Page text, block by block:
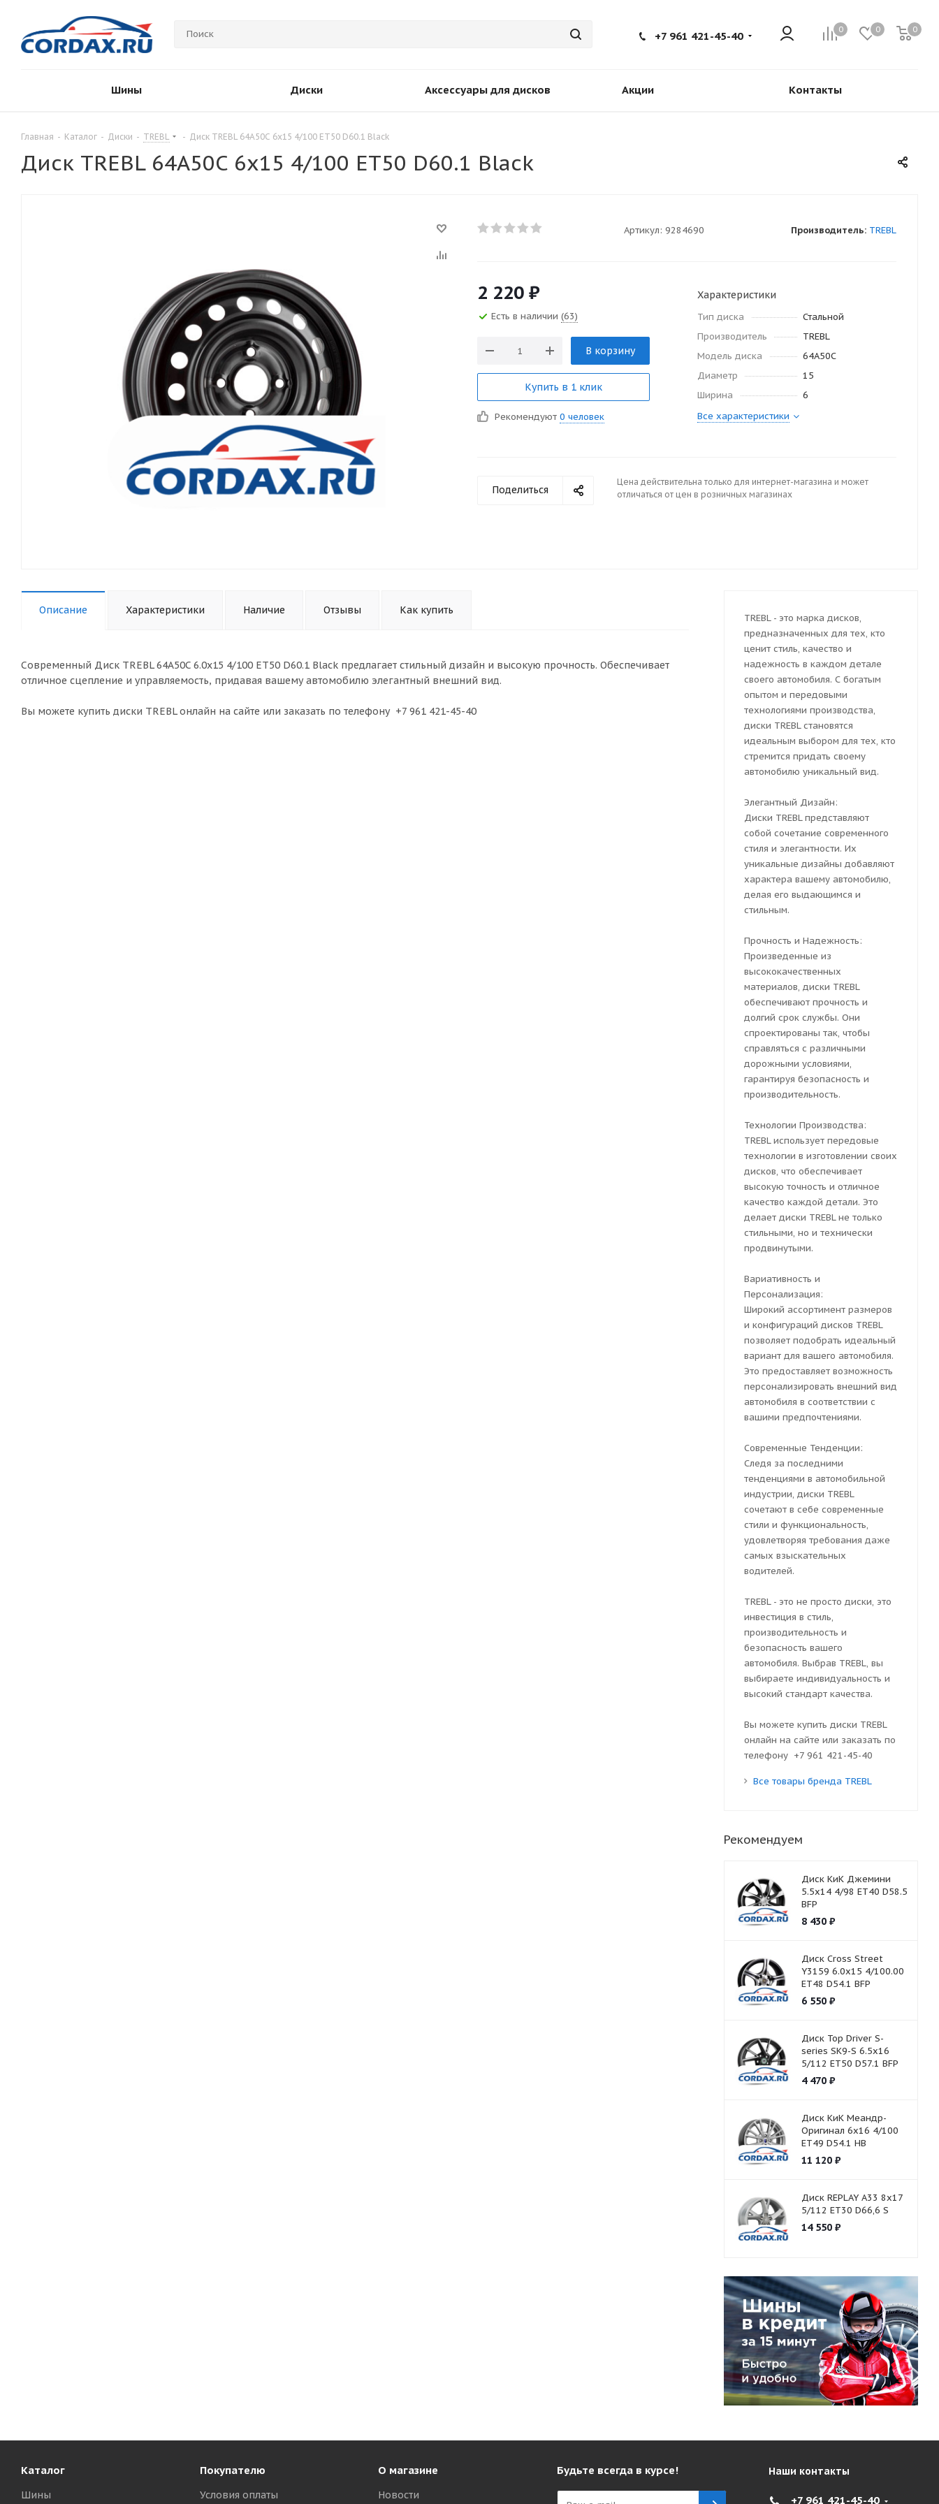
0 0 0
+7 961 421-45-40
Шины Диски Аксессуары для дисков Акции Контакты
Главная - Каталог - Диски - TREBL - Диск TREBL 64A50C 6x15 4/100 ET50 D60.1 Black
Диск TREBL 64A50C 6x15 4/100 ET50 D60.1 Black
Артикул: 9284690 Производитель: TREBL
2 220 ₽
Есть в наличии (63)
В корзину
Купить в 1 клик
Рекомендуют 0 человек
Характеристики
Тип диска
Стальной
Производитель
TREBL
Модель диска
64A50C
Диаметр
15
Ширина
6
Все характеристики
Поделиться
Цена действительна только для интернет-магазина и может
отличаться от цен в розничных магазинах
Описание Характеристики Наличие Отзывы Как купить
Современный Диск TREBL 64A50C 6.0x15 4/100 ET50 D60.1 Black предлагает стильный дизайн и высокую прочность. Обеспечивает
отличное сцепление и управляемость, придавая вашему автомобилю элегантный внешний вид.
Вы можете купить диски TREBL онлайн на сайте или заказать по телефону +7 961 421-45-40
TREBL - это марка дисков,
предназначенных для тех, кто
ценит стиль, качество и
надежность в каждом детале
своего автомобиля. С богатым
опытом и передовыми
технологиями производства,
диски TREBL становятся
идеальным выбором для тех, кто
стремится придать своему
автомобилю уникальный вид.
Элегантный Дизайн:
Диски TREBL представляют
собой сочетание современного
стиля и элегантности. Их
уникальные дизайны добавляют
характера вашему автомобилю,
делая его выдающимся и
стильным.
Прочность и Надежность:
Произведенные из
высококачественных
материалов, диски TREBL
обеспечивают прочность и
долгий срок службы. Они
спроектированы так, чтобы
справляться с различными
дорожными условиями,
гарантируя безопасность и
производительность.
Технологии Производства:
TREBL использует передовые
технологии в изготовлении своих
дисков, что обеспечивает
высокую точность и отличное
качество каждой детали. Это
делает диски TREBL не только
стильными, но и технически
продвинутыми.
Вариативность и
Персонализация:
Широкий ассортимент размеров
и конфигураций дисков TREBL
позволяет подобрать идеальный
вариант для вашего автомобиля.
Это предоставляет возможность
персонализировать внешний вид
автомобиля в соответствии с
вашими предпочтениями.
Современные Тенденции:
Следя за последними
тенденциями в автомобильной
индустрии, диски TREBL
сочетают в себе современные
стили и функциональность,
удовлетворяя требования даже
самых взыскательных
водителей.
TREBL - это не просто диски, это
инвестиция в стиль,
производительность и
безопасность вашего
автомобиля. Выбрав TREBL, вы
выбираете индивидуальность и
высокий стандарт качества.
Вы можете купить диски TREBL
онлайн на сайте или заказать по
телефону +7 961 421-45-40
Все товары бренда TREBL
Рекомендуем
Диск КиК Джемини
5.5x14 4/98 ET40 D58.5
BFP
8 430₽
Диск Cross Street
Y3159 6.0x15 4/100.00
ET48 D54.1 BFP
6 550₽
Диск Top Driver S-
series SK9-S 6.5x16
5/112 ET50 D57.1 BFP
4 470₽
Диск КиК Меандр-
Оригинал 6x16 4/100
ET49 D54.1 HB
11 120₽
Диск REPLAY A33 8x17
5/112 ET30 D66,6 S
14 550₽
Каталог
Шины
Покупателю
Условия оплаты
О магазине
Новости
Будьте всегда в курсе! Наши контакты
+7 961 421-45-40